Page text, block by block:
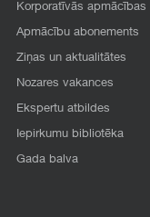
Korporatīvās apmācības
Apmācību abonements
Ziņas un aktualitātes
Nozares vakances
Ekspertu atbildes
Iepirkumu bibliotēka
Gada balva